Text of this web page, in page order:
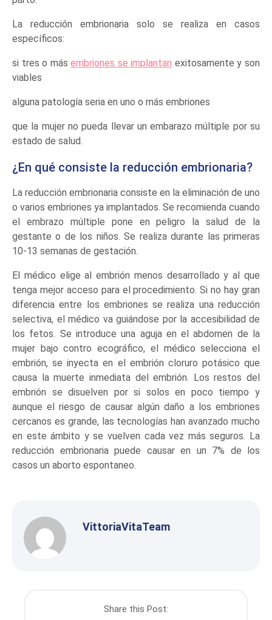
La reducción embrionaria solo se realiza en casos
específicos:
si tres o másembriones se implantan exitosamente y son
viables
alguna patología seria en uno o más embriones
que la mujer no pueda llevar un embarazo múltiple por su
estado de salud.
¿En qué consiste la reducción embrionaria?
La reducción embrionaria consiste en la eliminación de uno
o varios embriones ya implantados. Se recomienda cuando
el embrazo múltiple pone en peligro la salud de la
gestante o de los niños. Se realiza durante las primeras
10-13 semanas de gestación.
El médico elige al embrión menos desarrollado y al que
tenga mejor acceso para el procedimiento. Si no hay gran
diferencia entre los embriones se realiza una reducción
selectiva, el médico va guiándose por la accesibilidad de
los fetos. Se introduce una aguja en el abdomen de la
mujer bajo contro ecográfico, el médico selecciona el
embrión, se inyecta en el embrión cloruro potásico que
causa la muerte inmediata del embrión. Los restos del
embrión se disuelven por si solos en poco tiempo y
aunque el riesgo de causar algún daño a los embriones
cercanos es grande, las tecnologías han avanzado mucho
en este ámbito y se vuelven cada vez más seguros. La
reducción embrionaria puede causar en un 7% de los
casos un aborto espontaneo.
VittoriaVitaTeam
Share this Post: